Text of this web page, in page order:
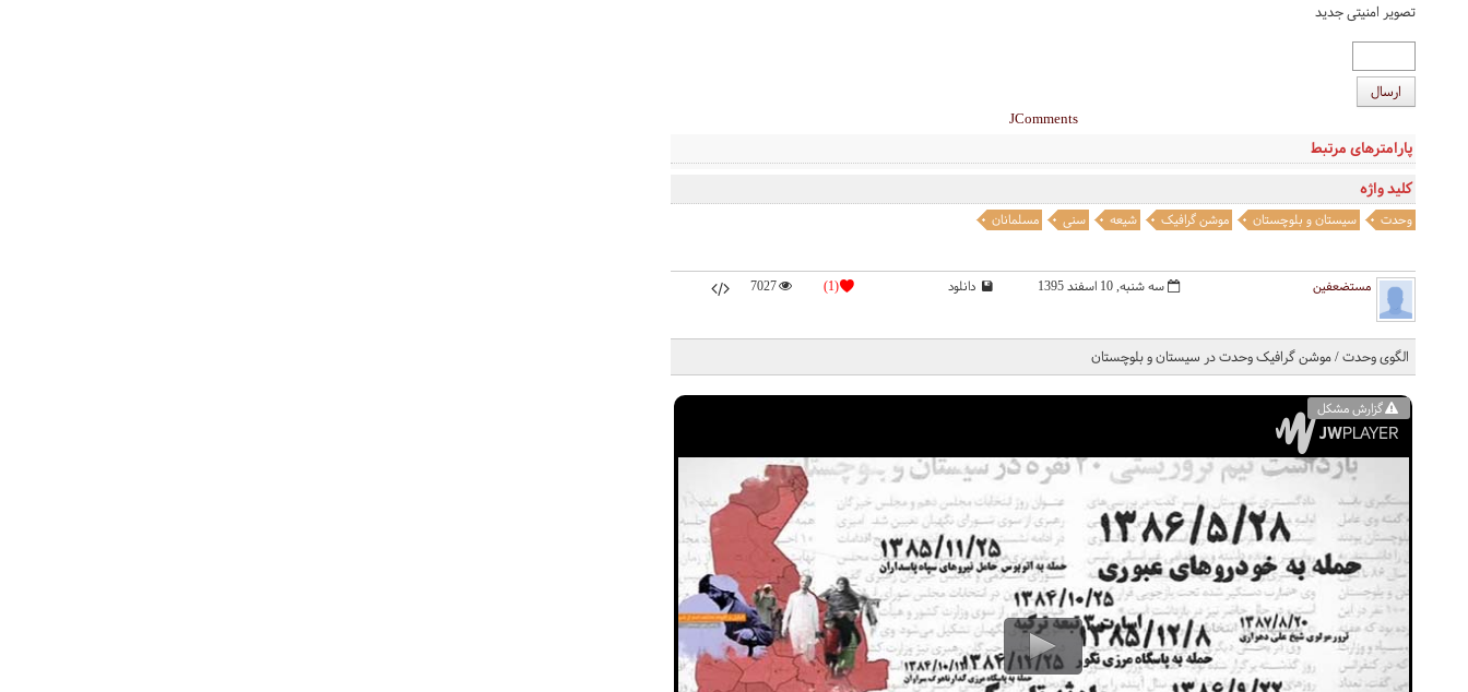
گزارش مشکل
الگوی وحدت / موشن گرافیک وحدت در سیستان و بلوچستان
مستضعفین سه شنبه, 10 اسفند 1395 دانلود (1)
7027
کلید واژه
وحدت سیستان و بلوچستان موشن گرافیک شیعه سنی مسلمانان
پارامترهای مرتبط
تصویر امنیتی جدید
ارسال
JComments